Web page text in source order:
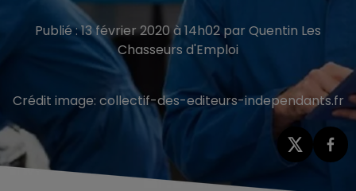
Publié : 13 février 2020 à 14h02 par Quentin Les
Chasseurs d'Emploi
Crédit image: collectif-des-editeurs-independants.fr